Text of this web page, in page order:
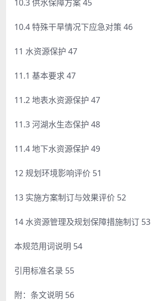
10.3 供水保障方案 45
10.4 特殊干旱情况下应急对策 46
11 水资源保护 47
11.1 基本要求 47
11.2 地表水资源保护 47
11.3 河湖水生态保护 48
11.4 地下水资源保护 49
12 规划环境影响评价 51
13 实施方案制订与效果评价 52
14 水资源管理及规划保障措施制订 53
本规范用词说明 54
引用标准名录 55
附：条文说明 56